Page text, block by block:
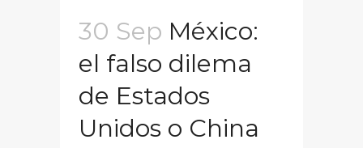
30 Sep México:
el falso dilema
de Estados
Unidos o China